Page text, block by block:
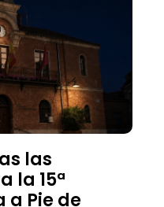
las
la 15ª
a Pie de